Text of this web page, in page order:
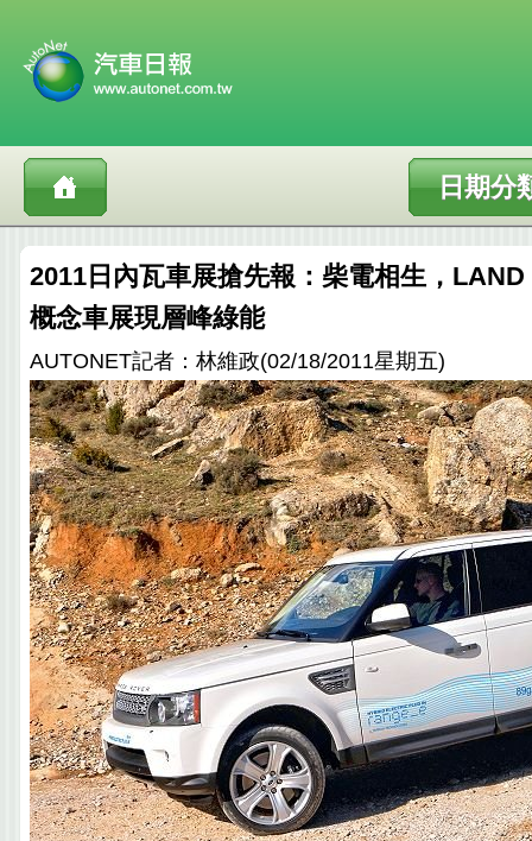
日期分
2011日內瓦車展搶先報：柴電相生，
概念車展現層峰綠能
AUTONET記者：林維政(02/18/2011星期五)